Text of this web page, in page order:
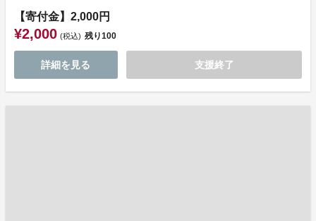
【寄付金】2,000円
¥2,000 (税込) 残り100
詳細を見る 支援終了